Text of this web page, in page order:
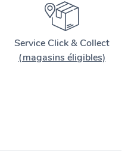
Service Click & Collect
(magasins éligibles)